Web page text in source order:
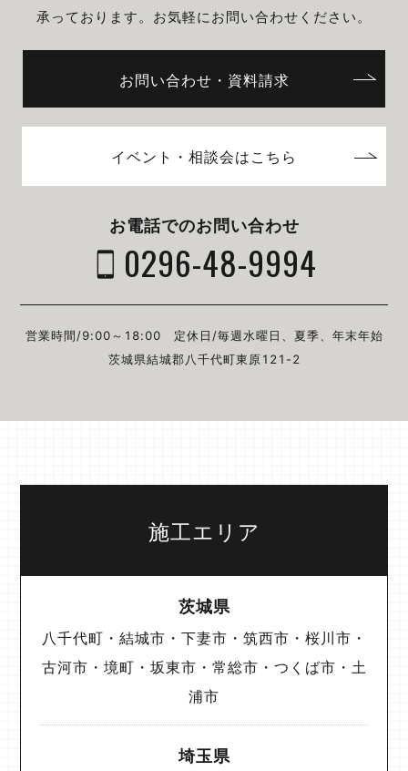
承っております。 お気軽にお問い合わせください。
お問い合わせ・資料請求
イベント・相談会はこちら
お電話でのお問い合わせ
0296-48-9994
営業時間/9:00～18:00 定休日/毎週⽔曜⽇、夏季、年末年始
茨城県結城郡⼋千代町東原121-2
施工エリア
茨城県
八千代町・結城市・下妻市・筑西市・桜川市・
古河市・境町・坂東市・常総市・つくば市・土
浦市
埼玉県